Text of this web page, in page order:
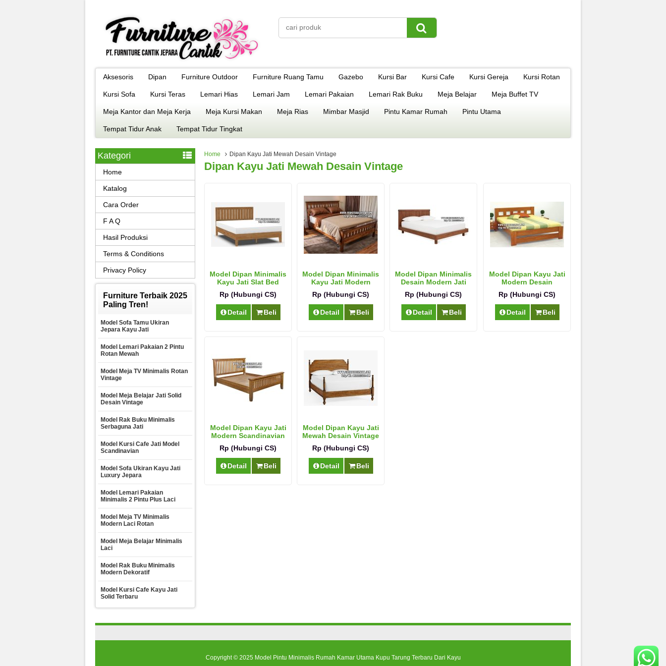
Aksesoris Dipan Furniture Outdoor Furniture Ruang Tamu Gazebo Kursi Bar Kursi Cafe Kursi Gereja Kursi Rotan
Kursi Sofa Kursi Teras Lemari Hias Lemari Jam Lemari Pakaian Lemari Rak Buku Meja Belajar Meja Buffet TV
Meja Kantor dan Meja Kerja Meja Kursi Makan Meja Rias Mimbar Masjid Pintu Kamar Rumah Pintu Utama
Tempat Tidur Anak Tempat Tidur Tingkat
Home Dipan Kayu Jati Mewah Desain Vintage
Dipan Kayu Jati Mewah Desain Vintage
Model Dipan Minimalis
Kayu Jati Slat Bed
Rp (Hubungi CS)
Detail Beli
Model Dipan Minimalis
Kayu Jati Modern
Rp (Hubungi CS)
Detail Beli
Model Dipan Minimalis
Desain Modern Jati
Rp (Hubungi CS)
Detail Beli
Model Dipan Kayu Jati
Modern Desain
Rp (Hubungi CS)
Detail Beli
Model Dipan Kayu Jati
Modern Scandinavian
Rp (Hubungi CS)
Detail Beli
Model Dipan Kayu Jati
Mewah Desain Vintage
Rp (Hubungi CS)
Detail Beli
Kategori
Home
Katalog
Cara Order
F A Q
Hasil Produksi
Terms & Conditions
Privacy Policy
Furniture Terbaik 2025
Paling Tren!
Model Sofa Tamu Ukiran
Jepara Kayu Jati
Model Lemari Pakaian 2 Pintu
Rotan Mewah
Model Meja TV Minimalis Rotan
Vintage
Model Meja Belajar Jati Solid
Desain Vintage
Model Rak Buku Minimalis
Serbaguna Jati
Model Kursi Cafe Jati Model
Scandinavian
Model Sofa Ukiran Kayu Jati
Luxury Jepara
Model Lemari Pakaian
Minimalis 2 Pintu Plus Laci
Model Meja TV Minimalis
Modern Laci Rotan
Model Meja Belajar Minimalis
Laci
Model Rak Buku Minimalis
Modern Dekoratif
Model Kursi Cafe Kayu Jati
Solid Terbaru
Copyright © 2025 Model Pintu Minimalis Rumah Kamar Utama Kupu Tarung Terbaru Dari Kayu